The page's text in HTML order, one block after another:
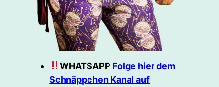
WHATSAPP Folge hier dem
Schnäppchen Kanal auf